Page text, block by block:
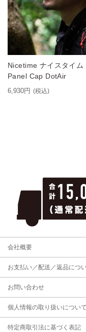
Nicetime ナイスタイム
Panel Cap DotAir
6,930円 (税込)
会社概要
お支払い／配送／返品につ
お問い合わせ
個人情報の取り扱いについて
特定商取引法に基づく表記